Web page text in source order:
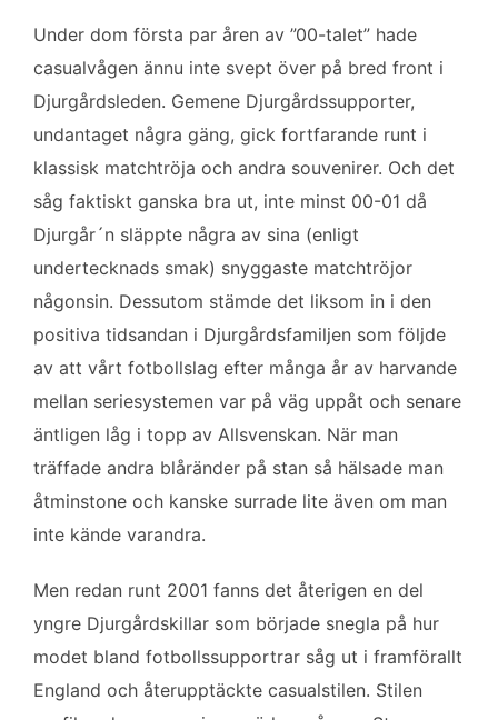
Under dom första par åren av ”00-talet” hade
casualvågen ännu inte svept över på bred front i
Djurgårdsleden. Gemene Djurgårdssupporter,
undantaget några gäng, gick fortfarande runt i
klassisk matchtröja och andra souvenirer. Och det
såg faktiskt ganska bra ut, inte minst 00-01 då
Djurgår´n släppte några av sina (enligt
undertecknads smak) snyggaste matchtröjor
någonsin. Dessutom stämde det liksom in i den
positiva tidsandan i Djurgårdsfamiljen som följde
av att vårt fotbollslag efter många år av harvande
mellan seriesystemen var på väg uppåt och senare
äntligen låg i topp av Allsvenskan. När man
träffade andra blåränder på stan så hälsade man
åtminstone och kanske surrade lite även om man
inte kände varandra.
Men redan runt 2001 fanns det återigen en del
yngre Djurgårdskillar som började snegla på hur
modet bland fotbollssupportrar såg ut i framförallt
England och återupptäckte casualstilen. Stilen